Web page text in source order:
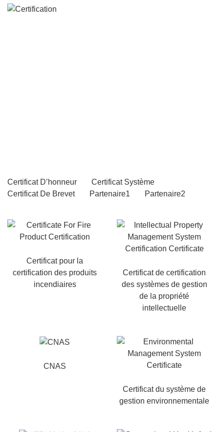
Certificat D’honneur
Certificat Système
Certificat De Brevet
Partenaire1 Partenaire2
Certificat pour la
certification des produits
incendiaires
Certificat de certification
des systèmes de gestion
de la propriété
intellectuelle
CNAS
Certificat du système de
gestion environnementale